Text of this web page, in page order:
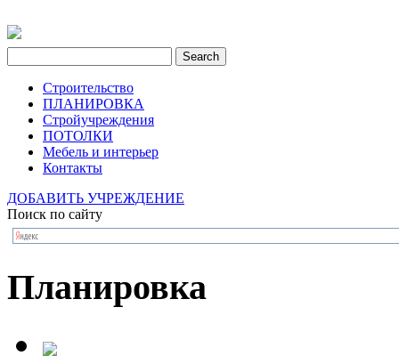
Строительство
ПЛАНИРОВКА
Стройучреждения
ПОТОЛКИ
Мебель и интерьер
Контакты
ДОБАВИТЬ УЧРЕЖДЕНИЕ
Поиск по сайту
Планировка